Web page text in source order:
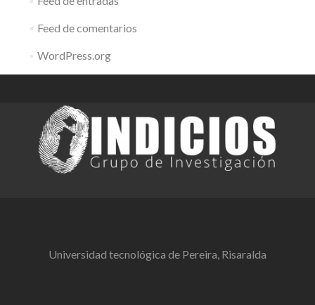
Feed de comentarios
WordPress.org
Universidad tecnológica de Pereira, Risaralda